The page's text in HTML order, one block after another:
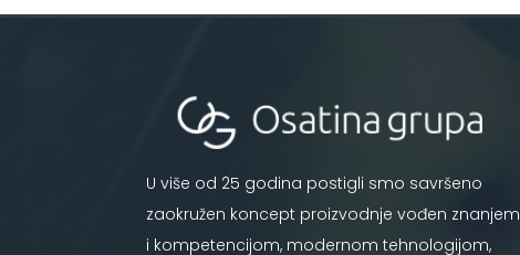
U više od 25 godina postigli smo savršeno
zaokružen koncept proizvodnje vođen znanjem
i kompetencijom, modernom tehnologijom,